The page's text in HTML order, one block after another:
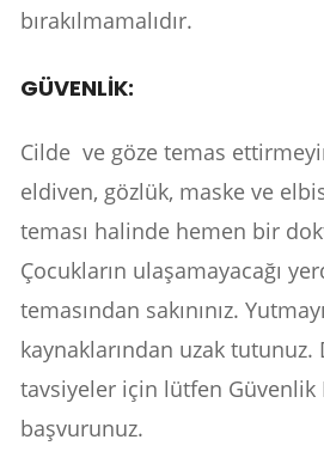
bırakılmamalıdır.
GÜVENLİK:
Cilde ve göze temas
eldiven, gözlük, maske ve
teması halinde hemen bir
Çocukların ulaşamayacağı
temasından sakınınız.
kaynaklarından uzak tutunuz.
tavsiyeler için lütfen Güvenlik
başvurunuz.